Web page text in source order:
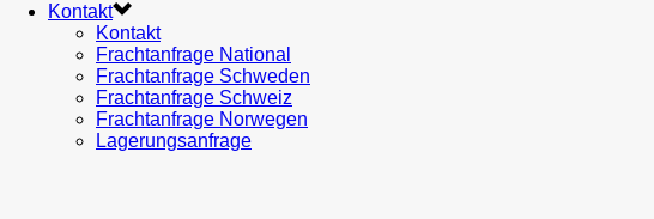
Kontakt
Kontakt
Frachtanfrage National
Frachtanfrage Schweden
Frachtanfrage Schweiz
Frachtanfrage Norwegen
Lagerungsanfrage